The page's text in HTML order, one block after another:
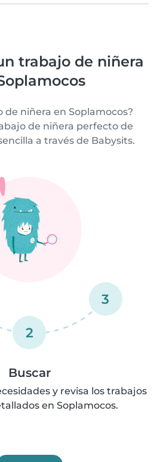
trabajo de niñera
de niñera en Soplamocos?
de niñera perfecto de
a través de Babysits.
2
3
Buscar
y revisa los trabajos
en Soplamocos.